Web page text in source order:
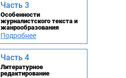
Часть 3
Особенности
журналистского текста и
жанрообразования
Подробнее
Часть 4
Литературное
редактирование